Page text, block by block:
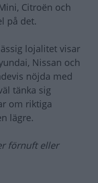
Citroën och
på det.
lojalitet visar
Nissan och
nöjda med
tänka sig
om riktiga
lägre.
förnuft eller